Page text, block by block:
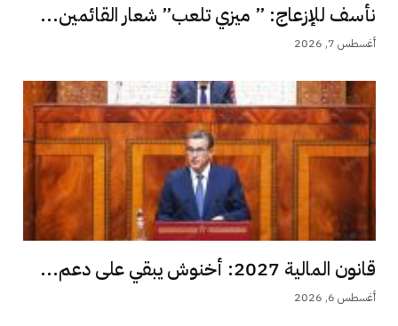
نأسف للإزعاج: ” ميزي تلعب” شعار القائمين...
أغسطس 7, 2026
قانون المالية 2027: أخنوش يبقي على دعم...
أغسطس 6, 2026